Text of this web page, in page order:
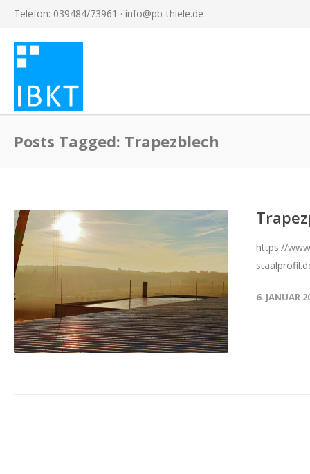
Telefon: 039484/73961 · info@pb-thiele.de
Posts Tagged: Trapezblech
https://
6. JANUAR